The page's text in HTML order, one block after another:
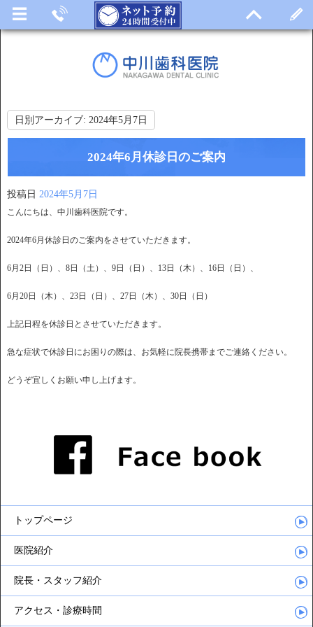
日別アーカイブ: 2024年5月7日
2024年6月休診日のご案内
投稿日 2024年5月7日
こんにちは、中川歯科医院です。
2024年6月休診日のご案内をさせていただきます。
6月2日（日）、8日（土）、9日（日）、13日（木）、16日（日）、
6月20日（木）、23日（日）、27日（木）、30日（日）
上記日程を休診日とさせていただきます。
急な症状で休診日にお困りの際は、お気軽に院長携帯までご連絡ください。
どうぞ宜しくお願い申し上げます。
トップページ
医院紹介
院長・スタッフ紹介
アクセス・診療時間